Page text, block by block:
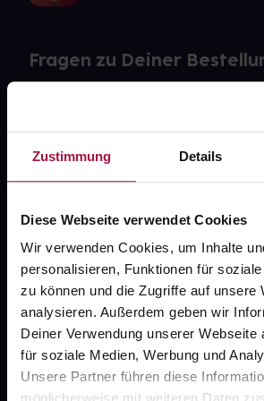
Zustimmung Details
Diese Webseite verwendet Cookies
Wir verwenden Cookies, um Inhalte
personalisieren, Funktionen für
zu können und die Zugriffe auf unsere
analysieren. Außerdem geben wir
Deiner Verwendung unserer Webseite
für soziale Medien, Werbung und
Unsere Partner führen diese
Fragen zu Deiner
Über uns
Karriere